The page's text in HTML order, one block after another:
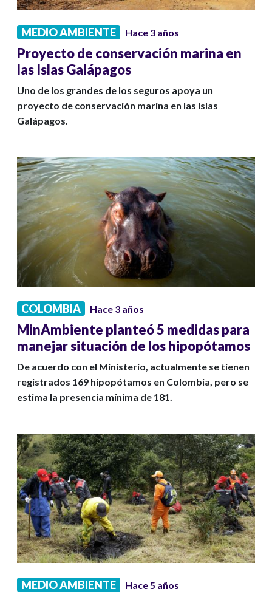
MEDIO AMBIENTE Hace 3 años
Proyecto de conservación marina en
las Islas Galápagos
Uno de los grandes de los seguros apoya un
proyecto de conservación marina en las Islas
Galápagos.
COLOMBIA Hace 3 años
MinAmbiente planteó 5 medidas para
manejar situación de los hipopótamos
De acuerdo con el Ministerio, actualmente se tienen
registrados 169 hipopótamos en Colombia, pero se
estima la presencia mínima de 181.
MEDIO AMBIENTE Hace 5 años